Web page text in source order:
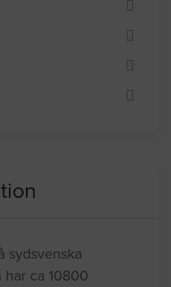
sydsvenska
har ca 10800